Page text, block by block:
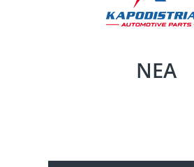
ΟΙΚΟΣΕΛΙΔΑ
ΕΛΑΣΤΙΚΑ
ΝΕΑ